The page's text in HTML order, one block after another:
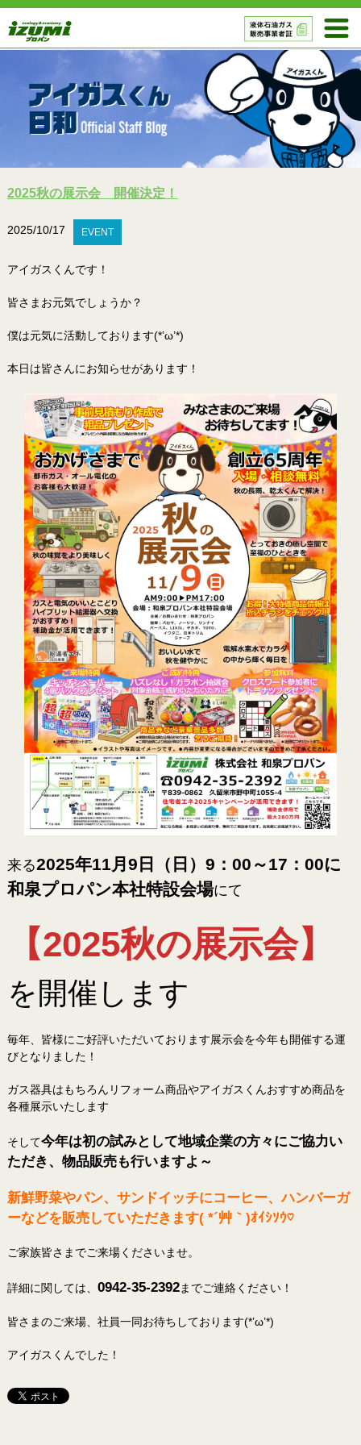
2025秋の展示会 開催決定！
2025/10/17 EVENT
アイガスくんです！
皆さまお元気でしょうか？
僕は元気に活動しております(*’ω’*)
本日は皆さんにお知らせがあります！
来る2025年11月9日（日）9：00～17：00に
和泉プロパン本社特設会場にて
【2025秋の展示会】
を開催します
毎年、皆様にご好評いただいております展示会を今年も開催する運
びとなりました！
ガス器具はもちろんリフォーム商品やアイガスくんおすすめ商品を
各種展示いたします
そして今年は初の試みとして地域企業の方々にご協力い
ただき、物品販売も行いますよ～
新鮮野菜やパン、サンドイッチにコーヒー、ハンバーガ
ーなどを販売していただきます( *´艸｀)ｵｲｼｿｳ♡
ご家族皆さまでご来場くださいませ。
詳細に関しては、 0942-35-2392までご連絡ください！
皆さまのご来場、社員一同お待ちしております(*’ω’*)
アイガスくんでした！